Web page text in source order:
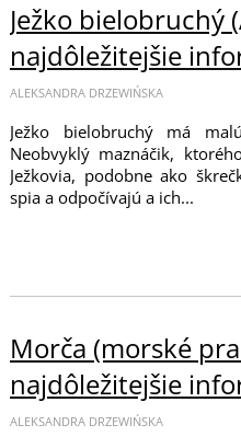
Ježko bielobruchý
najdôležitejšie
ALEKSANDRA DRZEWIŃSKA
Ježko bielobruchý má
Neobvyklý maznáčik,
Ježkovia, podobne ako
spia a odpočívajú a ich...
Morča (morské
najdôležitejšie
ALEKSANDRA DRZEWIŃSKA